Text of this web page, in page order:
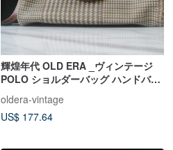
輝煌年代 OLD ERA _ヴィンテージ
POLO ショルダーバッグ ハンドバッ
oldera-vintage
US$ 177.64